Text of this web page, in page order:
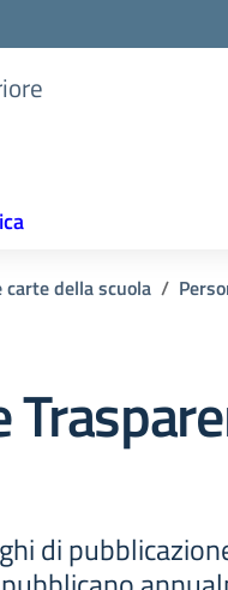
carte della scuola
di